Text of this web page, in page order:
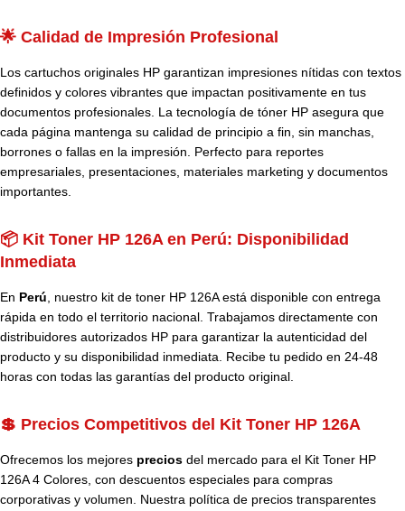
🌟 Calidad de Impresión Profesional
Los cartuchos originales HP garantizan impresiones nítidas con textos
definidos y colores vibrantes que impactan positivamente en tus
documentos profesionales. La tecnología de tóner HP asegura que
cada página mantenga su calidad de principio a fin, sin manchas,
borrones o fallas en la impresión. Perfecto para reportes
empresariales, presentaciones, materiales marketing y documentos
importantes.
📦 Kit Toner HP 126A en Perú: Disponibilidad
Inmediata
En Perú, nuestro kit de toner HP 126A está disponible con entrega
rápida en todo el territorio nacional. Trabajamos directamente con
distribuidores autorizados HP para garantizar la autenticidad del
producto y su disponibilidad inmediata. Recibe tu pedido en 24-48
horas con todas las garantías del producto original.
💲 Precios Competitivos del Kit Toner HP 126A
Ofrecemos los mejores precios del mercado para el Kit Toner HP
126A 4 Colores, con descuentos especiales para compras
corporativas y volumen. Nuestra política de precios transparentes